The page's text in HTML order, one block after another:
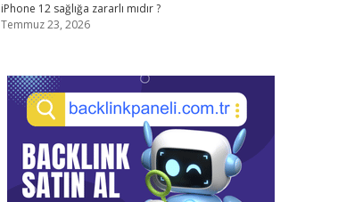
iPhone 12 sağlığa zararlı mıdır ?
Temmuz 23, 2026